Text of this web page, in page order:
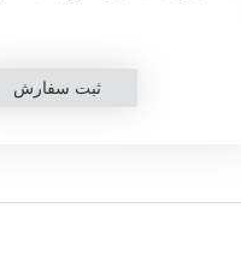
ثبت سفارش